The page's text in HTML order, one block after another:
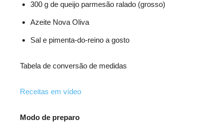
300 g de queijo parmesão ralado (grosso)
Azeite Nova Oliva
Sal e pimenta-do-reino a gosto
Tabela de conversão de medidas
Receitas em vídeo
Modo de preparo